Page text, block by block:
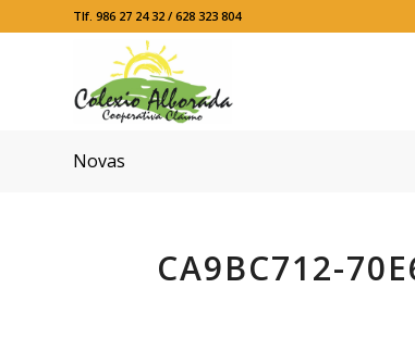
Tlf. 986 27 24 32 / 628 323 804
Novas
CA9BC712-